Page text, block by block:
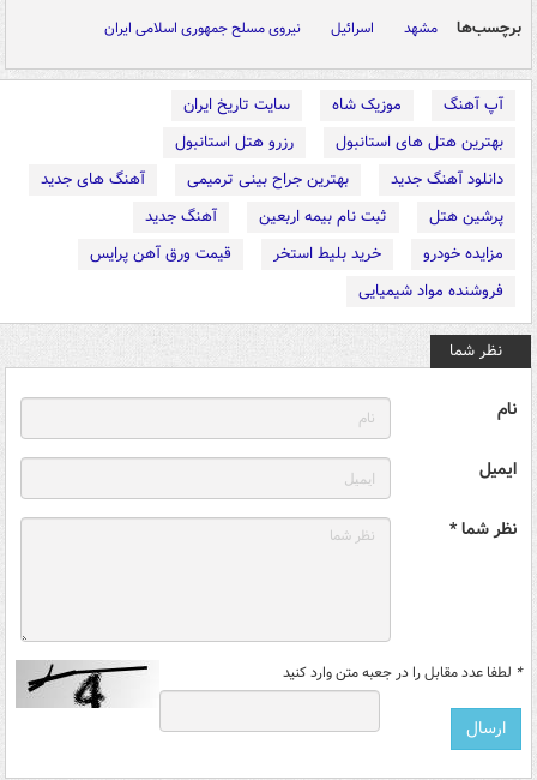
برچسب‌ها مشهد اسرائیل نیروی مسلح جمهوری اسلامی ایران
آپ آهنگ موزیک شاه
سایت تاریخ ایران
بهترین هتل های استانبول
رزرو هتل استانبول
دانلود آهنگ جدید
بهترین جراح بینی ترمیمی
آهنگ های جدید
پرشین هتل
ثبت نام بیمه اربعین
آهنگ جدید
مزایده خودرو
خرید بلیط استخر
قیمت ورق آهن پرایس
فروشنده مواد شیمیایی
نظر شما
نام
ایمیل
نظر شما *
* لطفا عدد مقابل را در جعبه متن وارد کنید